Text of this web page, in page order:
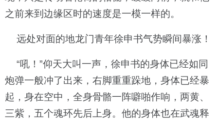
之前来到边缘区时的速度是一模一样的。
远处对面的地龙门青年徐申书气势瞬间暴涨！
“吼！”仰天大叫一声，徐申书的身体已经如同
炮弹一般冲了出来，右脚重重跺地，身体已经暴
起，身在空中，全身骨骼一阵噼啪作响，两黄、
三紫，五个魂环先后上身。他的身体也在武魂释